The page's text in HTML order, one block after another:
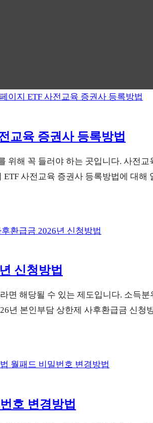
교육 증권사 등록방법
위해 꼭 들러야 하는 곳입니다. 사전
사전교육 증권사 등록방법에 대해
신청방법
면 해당될 수 있는 제도입니다. 소득
년 본인부담 상한제 사후환급금 신청
호 변경방법